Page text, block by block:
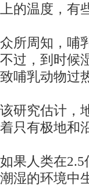
上的温度，有
众所周知，哺
不过，到时候
致哺乳动物过
该研究估计，
着只有极地和
如果人类在
潮湿的环境中